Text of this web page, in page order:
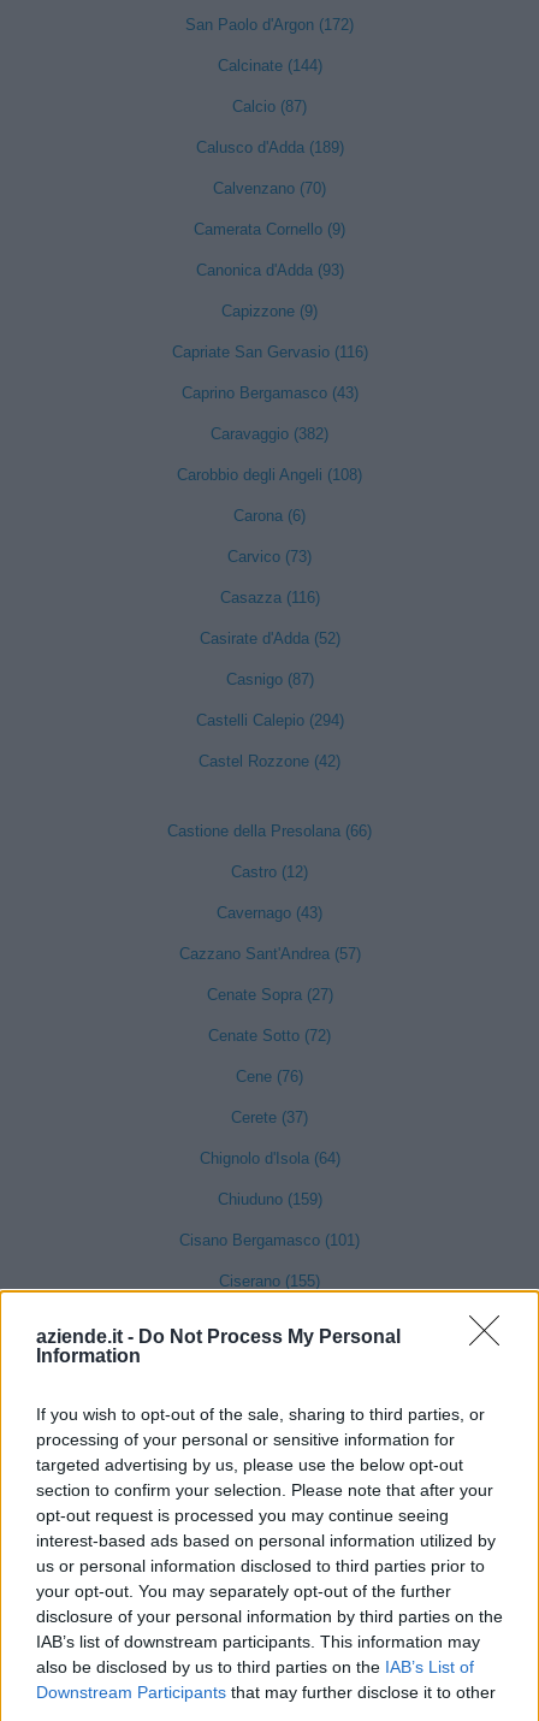
aziende.it - Do Not Process My Personal
Information
If you wish to opt-out of the sale, sharing to third parties, or
processing of your personal or sensitive information for
targeted advertising by us, please use the below opt-out
section to confirm your selection. Please note that after your
opt-out request is processed you may continue seeing
interest-based ads based on personal information utilized by
us or personal information disclosed to third parties prior to
your opt-out. You may separately opt-out of the further
disclosure of your personal information by third parties on the
IAB’s list of downstream participants. This information may
also be disclosed by us to third parties on the IAB’s List of
Downstream Participants that may further disclose it to other
San Paolo d'Argon (172)
Calcinate (144)
Calcio (87)
Calusco d'Adda (189)
Calvenzano (70)
Camerata Cornello (9)
Canonica d'Adda (93)
Capizzone (9)
Capriate San Gervasio (116)
Caprino Bergamasco (43)
Caravaggio (382)
Carobbio degli Angeli (108)
Carona (6)
Carvico (73)
Casazza (116)
Casirate d'Adda (52)
Casnigo (87)
Castelli Calepio (294)
Castel Rozzone (42)
Castione della Presolana (66)
Castro (12)
Cavernago (43)
Cazzano Sant'Andrea (57)
Cenate Sopra (27)
Cenate Sotto (72)
Cene (76)
Cerete (37)
Chignolo d'Isola (64)
Chiuduno (159)
Cisano Bergamasco (101)
Ciserano (155)
Clusone (280)
Colere (29)
Cologno al Serio (239)
Colzate (34)
Comun Nuovo (89)
Corna Imagna (6)
Cornalba (2)
Cortenuova (41)